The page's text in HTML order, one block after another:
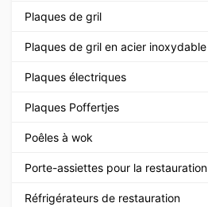
Plaques de gril
Plaques de gril en acier inoxydable
Plaques électriques
Plaques Poffertjes
Poêles à wok
Porte-assiettes pour la restauration
Réfrigérateurs de restauration